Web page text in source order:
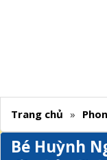
Trang chủ »
Bé Huỳnh